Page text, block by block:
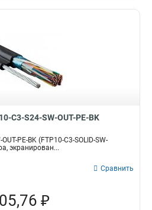
C3-S24-SW-OUT-PE-BK
PE-BK (FTP10-C3-SOLID-SW-
экранирован...
Сравнить
₽